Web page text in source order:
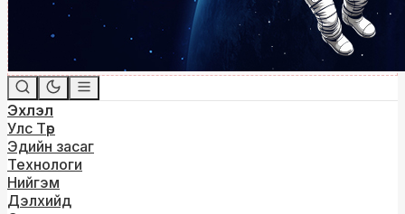
Эхлэл
Улс Төр
Эдийн засаг
Технологи
Нийгэм
Дэлхийд